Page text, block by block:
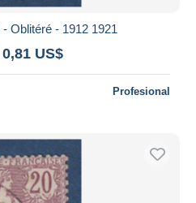
Oblitéré - 1912 1921
US$
Profesional